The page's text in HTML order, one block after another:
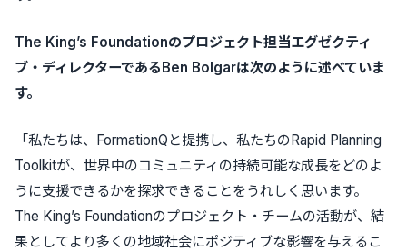
The King’s Foundationのプロジェクト担当エグゼクティ
ブ・ディレクターであるBen Bolgarは次のように述べていま
す。
「私たちは、FormationQと提携し、私たちのRapid Planning
Toolkitが、世界中のコミュニティの持続可能な成長をどのよ
うに支援できるかを探求できることをうれしく思います。
The King’s Foundationのプロジェクト・チームの活動が、結
果としてより多くの地域社会にポジティブな影響を与えるこ